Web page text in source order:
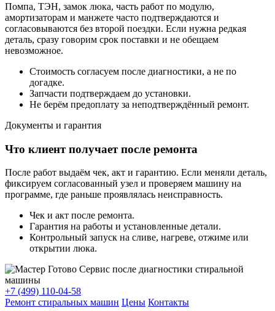
Помпа, ТЭН, замок люка, часть работ по модулю,
амортизаторам и манжете часто подтверждаются и
согласовываются без второй поездки. Если нужна редкая
деталь, сразу говорим срок поставки и не обещаем
невозможное.
Стоимость согласуем после диагностики, а не по
догадке.
Запчасти подтверждаем до установки.
Не берём предоплату за неподтверждённый ремонт.
Документы и гарантия
Что клиент получает после ремонта
После работ выдаём чек, акт и гарантию. Если меняли деталь,
фиксируем согласованный узел и проверяем машину на
программе, где раньше проявлялась неисправность.
Чек и акт после ремонта.
Гарантия на работы и установленные детали.
Контрольный запуск на сливе, нагреве, отжиме или
открытии люка.
+7 (499) 110-04-58
Ремонт стиральных машин Цены Контакты